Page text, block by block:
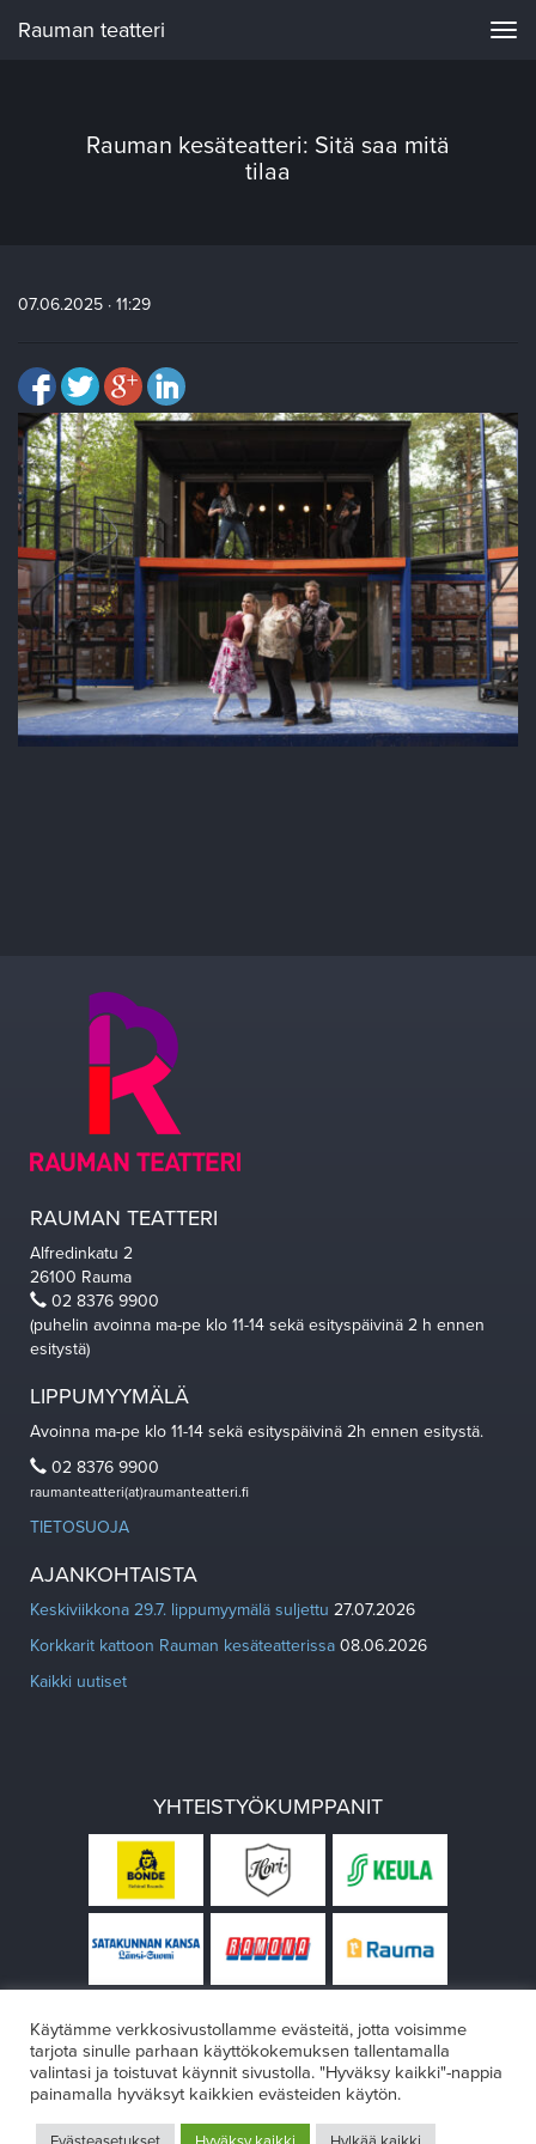
Rauman teatteri
Rauman kesäteatteri: Sitä saa mitä
tilaa
07.06.2025 · 11:29
RAUMAN TEATTERI
Alfredinkatu 2
26100 Rauma
02 8376 9900
(puhelin avoinna ma-pe klo 11-14 sekä esityspäivinä 2 h ennen
esitystä)
LIPPUMYYMÄLÄ
Avoinna ma-pe klo 11-14 sekä esityspäivinä 2h ennen esitystä.
02 8376 9900
raumanteatteri(at)raumanteatteri.fi
TIETOSUOJA
AJANKOHTAISTA
Keskiviikkona 29.7. lippumyymälä suljettu 27.07.2026
Korkkarit kattoon Rauman kesäteatterissa 08.06.2026
Kaikki uutiset
YHTEISTYÖKUMPPANIT
Käytämme verkkosivustollamme evästeitä, jotta voisimme
tarjota sinulle parhaan käyttökokemuksen tallentamalla
valintasi ja toistuvat käynnit sivustolla. "Hyväksy kaikki"-nappia
painamalla hyväksyt kaikkien evästeiden käytön.